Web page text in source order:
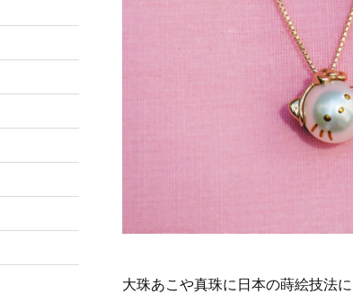
大珠あこや真珠に日本の蒔絵技法